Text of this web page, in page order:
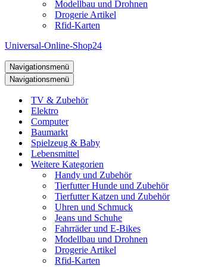
Modellbau und Drohnen
Drogerie Artikel
Rfid-Karten
Universal-Online-Shop24
Navigationsmenü
Navigationsmenü
TV & Zubehör
Elektro
Computer
Baumarkt
Spielzeug & Baby
Lebensmittel
Weitere Kategorien
Handy und Zubehör
Tierfutter Hunde und Zubehör
Tierfutter Katzen und Zubehör
Uhren und Schmuck
Jeans und Schuhe
Fahrräder und E-Bikes
Modellbau und Drohnen
Drogerie Artikel
Rfid-Karten